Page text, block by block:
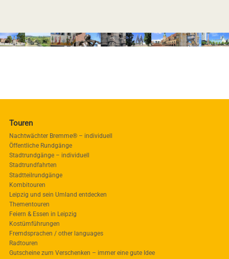
Touren
Nachtwächter Bremme® – individuell
Öffentliche Rundgänge
Stadtrundgänge – individuell
Stadtrundfahrten
Stadtteilrundgänge
Kombitouren
Leipzig und sein Umland entdecken
Thementouren
Feiern & Essen in Leipzig
Kostümführungen
Fremdsprachen / other languages
Radtouren
Gutscheine zum Verschenken – immer eine gute Idee